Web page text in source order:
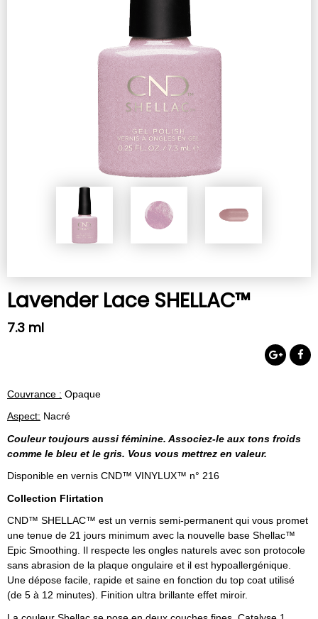
Lavender Lace SHELLAC™
7.3 ml
Couvrance : Opaque
Aspect: Nacré
Couleur toujours aussi féminine. Associez-le aux tons froids
comme le bleu et le gris. Vous vous mettrez en valeur.
Disponible en vernis CND™ VINYLUX™ n° 216
Collection Flirtation
CND™ SHELLAC™ est un vernis semi-permanent qui vous promet
une tenue de 21 jours minimum avec la nouvelle base Shellac™
Epic Smoothing. Il respecte les ongles naturels avec son protocole
sans abrasion de la plaque ongulaire et il est hypoallergénique.
Une dépose facile, rapide et saine en fonction du top coat utilisé
(de 5 à 12 minutes). Finition ultra brillante effet miroir.